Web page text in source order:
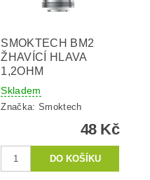
SMOKTECH BM2
ŽHAVÍCÍ HLAVA
1,2OHM
Skladem
Značka: Smoktech
48 Kč